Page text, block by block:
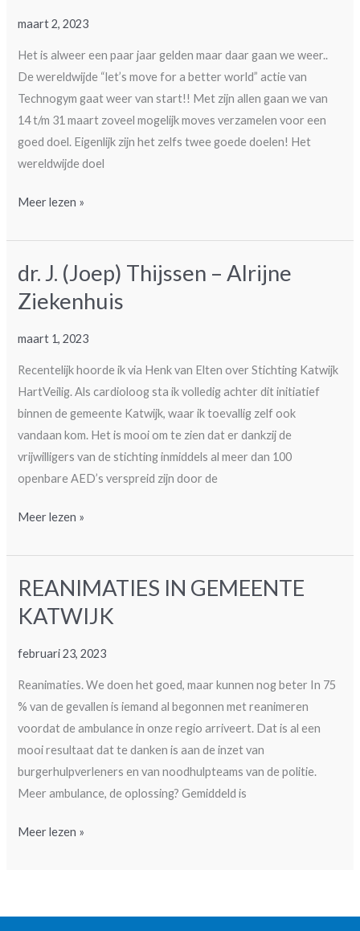
maart 2, 2023
Het is alweer een paar jaar gelden maar daar gaan we weer..
De wereldwijde “let’s move for a better world” actie van
Technogym gaat weer van start!! Met zijn allen gaan we van
14 t/m 31 maart zoveel mogelijk moves verzamelen voor een
goed doel. Eigenlijk zijn het zelfs twee goede doelen! Het
wereldwijde doel
GoHealth
Rijnsburg
organiseert
Meer lezen »
dr. J. (Joep) Thijssen – Alrijne
Ziekenhuis
maart 1, 2023
Recentelijk hoorde ik via Henk van Elten over Stichting Katwijk
HartVeilig. Als cardioloog sta ik volledig achter dit initiatief
binnen de gemeente Katwijk, waar ik toevallig zelf ook
vandaan kom. Het is mooi om te zien dat er dankzij de
vrijwilligers van de stichting inmiddels al meer dan 100
openbare AED’s verspreid zijn door de
dr.
(Joep)
Thijssen
Alrijne
Ziekenhuis
Meer lezen »
REANIMATIES IN GEMEENTE
KATWIJK
februari 23, 2023
Reanimaties. We doen het goed, maar kunnen nog beter In 75
% van de gevallen is iemand al begonnen met reanimeren
voordat de ambulance in onze regio arriveert. Dat is al een
mooi resultaat dat te danken is aan de inzet van
burgerhulpverleners en van noodhulpteams van de politie.
Meer ambulance, de oplossing? Gemiddeld is
REANIMATIES
Meer lezen »